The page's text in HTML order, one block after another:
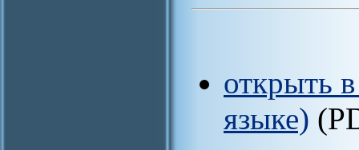
открыть
языке)